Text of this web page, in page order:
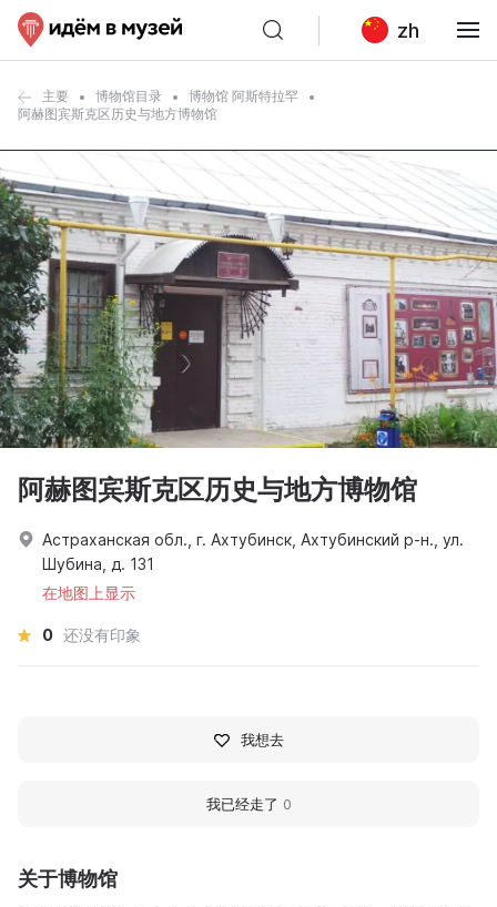
zh
主要 博物馆目录
博物馆 阿斯特拉罕
阿赫图宾斯克区历史与地方博物馆
关于博物馆
阿赫图宾斯克区历史与地方博物馆
Астраханская обл., г. Ахтубинск, Ахтубинский р-н., ул.
Шубина, д. 131
在地图上显示
0 还没有印象
我想去
我已经走了 0